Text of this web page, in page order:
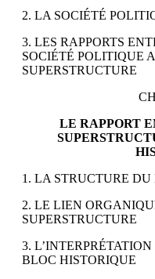
2. LA SOCIÉTÉ
3. LES RAPPORTS
SOCIÉTÉ POLITIQUE
SUPERSTRUCTURE
LE RAPPORT
1. LA STRUCTURE
2. LE LIEN
SUPERSTRUCTURE
3.
BLOC HISTORIQUE